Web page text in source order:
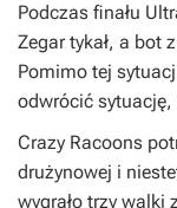
Podczas finału
Zegar tykał, a bot
Pomimo tej
odwrócić
Crazy Racoons
drużynowej i
wygrało trzy walki